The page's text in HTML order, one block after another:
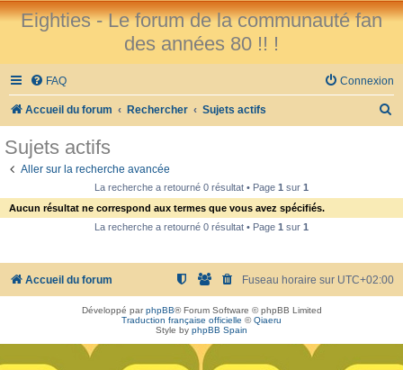
Eighties - Le forum de la communauté fan
des années 80 !! !
FAQ Connexion
Accueil du forum Rechercher Sujets actifs
e
Sujets actifs
Aller sur la recherche avancée
La recherche a retourné 0 résultat • Page 1 sur 1
Aucun résultat ne correspond aux termes que vous avez spécifiés.
La recherche a retourné 0 résultat • Page 1 sur 1
Accueil du forum Fuseau horaire sur UTC+02:00
Développé parphpBB® Forum Software © phpBB Limited
Traduction française officielle ©Qiaeru
Style by phpBB Spain